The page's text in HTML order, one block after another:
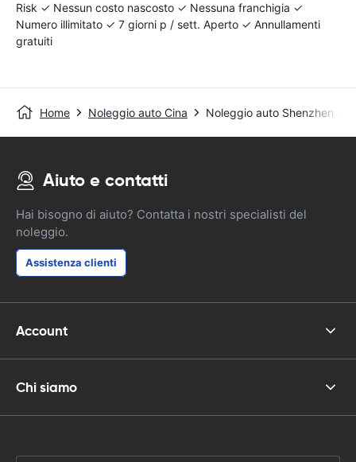
Risk ✓ Nessun costo nascosto ✓ Nessuna franchigia ✓
Numero illimitato ✓ 7 giorni p / sett. Aperto ✓ Annullamenti
gratuiti
Home Noleggio auto Cina Noleggio auto Shenzhen -
Aiuto e contatti
Hai bisogno di aiuto? Contatta i nostri specialisti del
noleggio.
Assistenza clienti
Account
Chi siamo